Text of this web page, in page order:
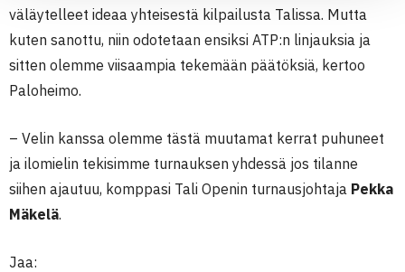
väläytelleet ideaa yhteisestä kilpailusta Talissa. Mutta
kuten sanottu, niin odotetaan ensiksi ATP:n linjauksia ja
sitten olemme viisaampia tekemään päätöksiä, kertoo
Paloheimo.
– Velin kanssa olemme tästä muutamat kerrat puhuneet
ja ilomielin tekisimme turnauksen yhdessä jos tilanne
siihen ajautuu, komppasi Tali Openin turnausjohtaja Pekka
Mäkelä.
Jaa: